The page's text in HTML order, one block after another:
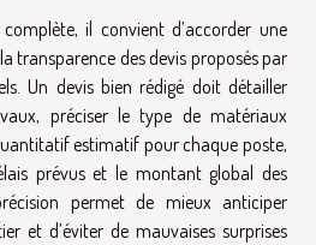
il convient d’accorder une
transparence des devis proposés par
Un devis bien rédigé doit détailler
préciser le type de matériaux
estimatif pour chaque poste,
prévus et le montant global des
permet de mieux anticiper
et d’éviter de mauvaises surprises